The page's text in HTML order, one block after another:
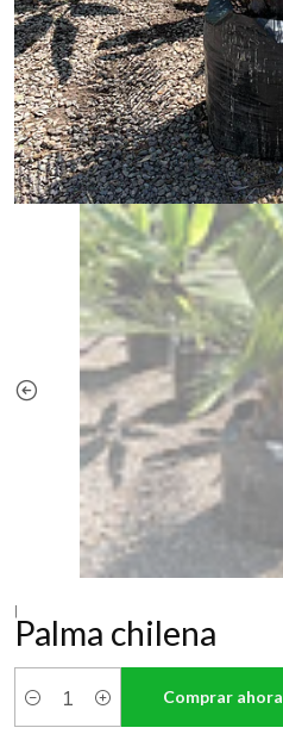
|
Palma chilena
Cantidad
Comprar ahora